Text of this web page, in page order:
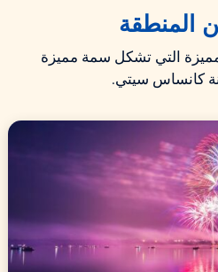
المنطقة
التي تشكل سمة مميزة
كانساس سيتي.